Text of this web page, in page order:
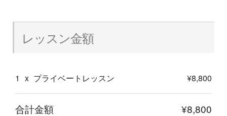
レッスン金額
1 x プライベートレッスン ¥8,800
合計金額 ¥8,800